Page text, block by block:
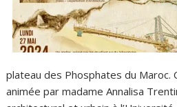
plateau des Phosphates du Maroc.
animée par madame Annalisa